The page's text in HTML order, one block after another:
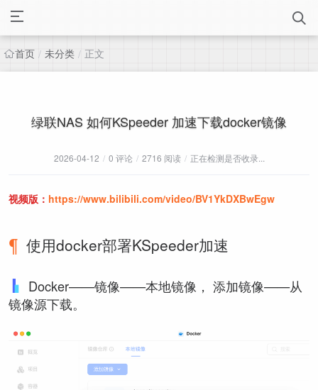
首页 / 未分类 / 正文
绿联NAS 如何KSpeeder 加速下载docker镜像
2026-04-12 / 0 评论 / 2716 阅读 / 正在检测是否收录...
视频版： https://www.bilibili.com/video/BV1YkDXBwEgw
使用docker部署KSpeeder加速
Docker——镜像——本地镜像， 添加镜像——从
镜像源下载。